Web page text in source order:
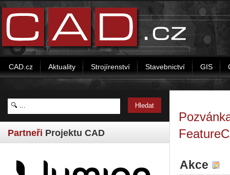
CAD.cz Aktuality Strojírenství Stavebnictví GIS
Partneři Projektu CAD
Akce